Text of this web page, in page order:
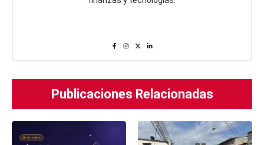
Publicaciones Relacionadas